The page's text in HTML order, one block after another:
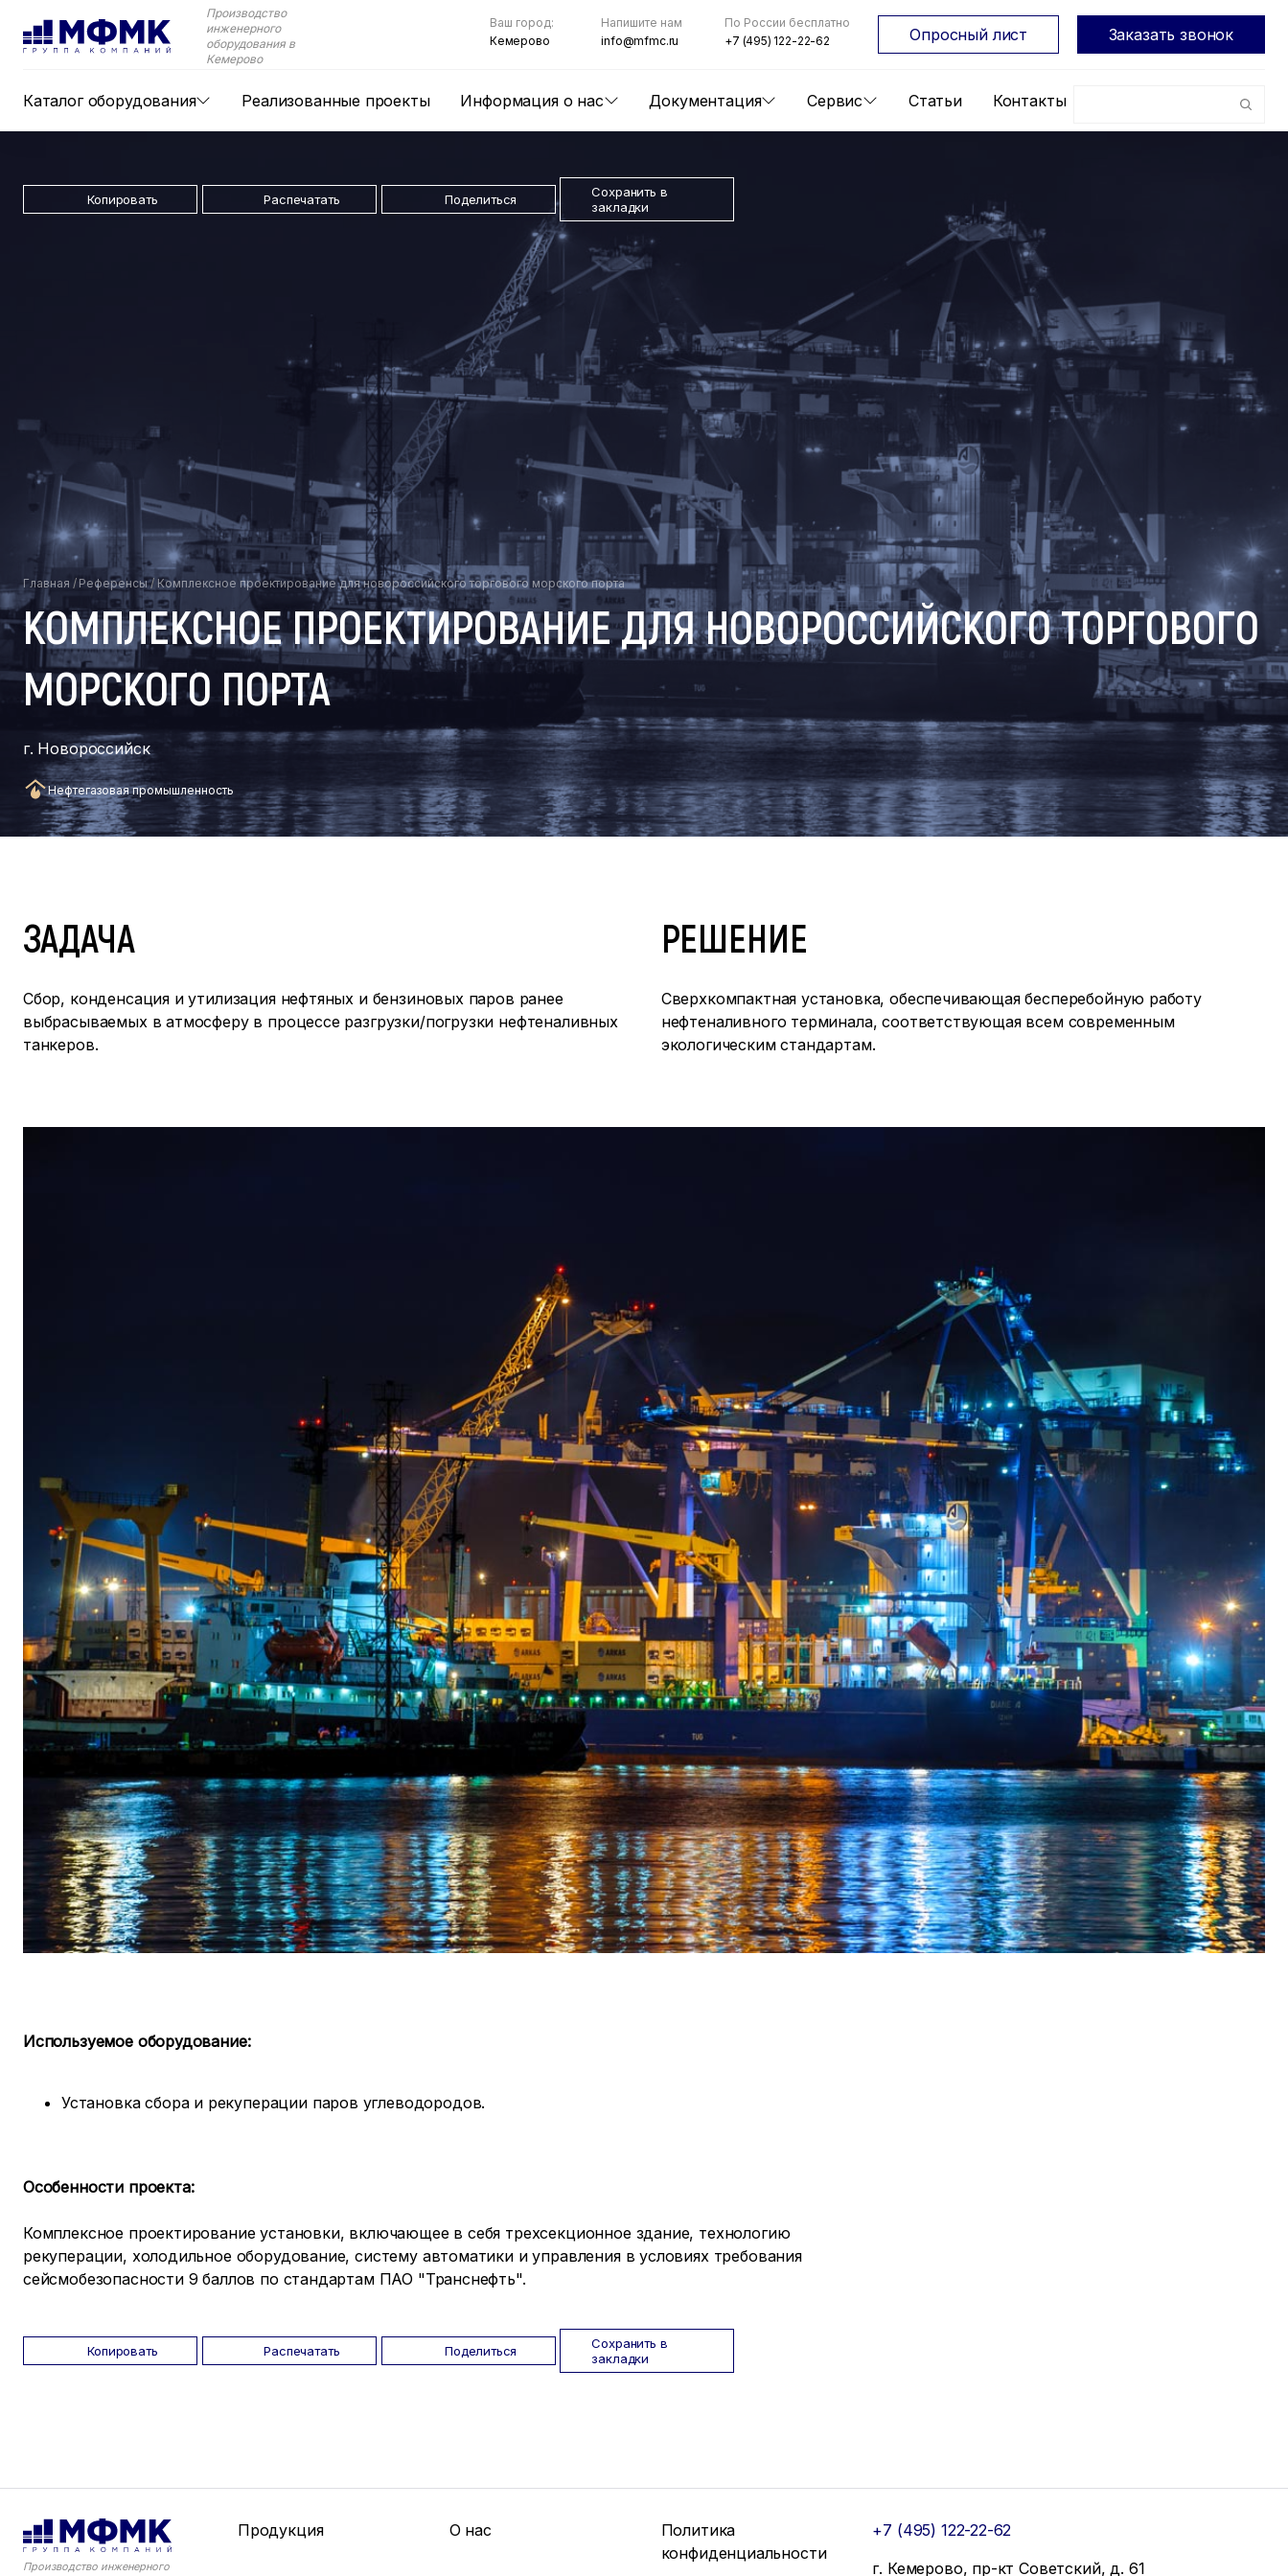
Производство
инженерного
оборудования в
Кемерово
Каталог оборудования Реализованные проекты Информация о нас Документация Сервис Статьи Контакты
Ваш город:
Кемерово
Напишите нам
info@mfmc.ru
По России бесплатно
+7 (495) 122-22-62
Опросный лист Заказать звонок
Копировать Распечатать Поделиться
Сохранить в
закладки
Главная /Референсы/ Комплексное проектирование для новороссийского торгового морского порта
КОМПЛЕКСНОЕ ПРОЕКТИРОВАНИЕ ДЛЯ НОВОРОССИЙСКОГО ТОРГОВОГО
МОРСКОГО ПОРТА
г. Новороссийск
Нефтегазовая промышленность
ЗАДАЧА
Сбор, конденсация и утилизация нефтяных и бензиновых паров ранее
выбрасываемых в атмосферу в процессе разгрузки/погрузки нефтеналивных
танкеров.
РЕШЕНИЕ
Сверхкомпактная установка, обеспечивающая бесперебойную работу
нефтеналивного терминала, соответствующая всем современным
экологическим стандартам.
Используемое оборудование:
Установка сбора и рекуперации паров углеводородов.
Особенности проекта:
Комплексное проектирование установки, включающее в себя трехсекционное здание, технологию
рекуперации, холодильное оборудование, систему автоматики и управления в условиях требования
сейсмобезопасности 9 баллов по стандартам ПАО "Транснефть".
Копировать Распечатать Поделиться
Сохранить в
закладки
Производство инженерного
Продукция О нас
Политика
конфиденциальности
+7 (495) 122-22-62
г. Кемерово, пр-кт Советский, д. 61